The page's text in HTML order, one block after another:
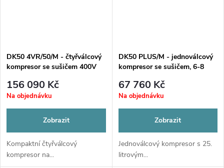
DK50 4VR/50/M - čtyřválcový
kompresor se sušičem 400V
156 090 Kč
Na objednávku
Zobrazit
Kompaktní čtyřválcový
kompresor na...
DK50 PLUS/M - jednoválcový
kompresor se sušičem, 6-8
67 760 Kč
Na objednávku
Zobrazit
Jednoválcový kompresor s 25.
litrovým...